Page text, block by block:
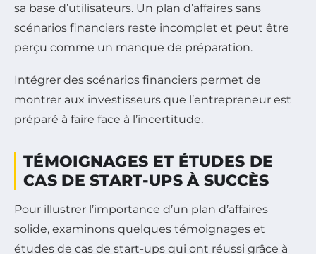
sa base d’utilisateurs. Un plan d’affaires sans
scénarios financiers reste incomplet et peut être
perçu comme un manque de préparation.
Intégrer des scénarios financiers permet de
montrer aux investisseurs que l’entrepreneur est
préparé à faire face à l’incertitude.
TÉMOIGNAGES ET ÉTUDES DE
CAS DE START-UPS À SUCCÈS
Pour illustrer l’importance d’un plan d’affaires
solide, examinons quelques témoignages et
études de cas de start-ups qui ont réussi grâce à